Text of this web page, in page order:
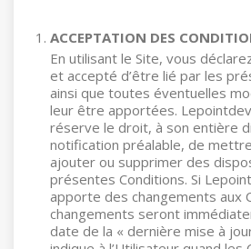
ACCEPTATION DES
En utilisant le Site, vous
et accepté d’être lié par les
ainsi que toutes éventuelles
leur être apportées.
réserve le droit, à son entière
notification préalable, de
ajouter ou supprimer des
présentes Conditions. Si
apporte des changements aux
changements seront
date de la « dernière mise à